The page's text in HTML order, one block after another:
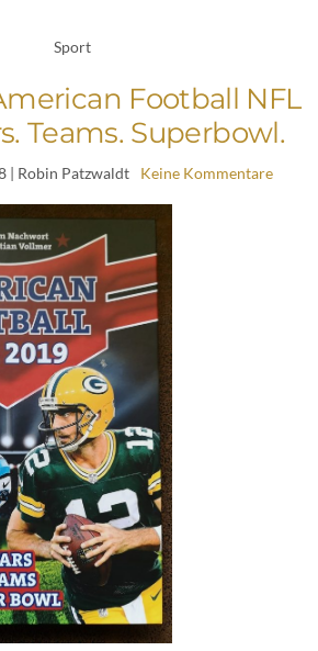
Sport
Football NFL
Teams. Superbowl.
| Robin Patzwaldt Keine Kommentare